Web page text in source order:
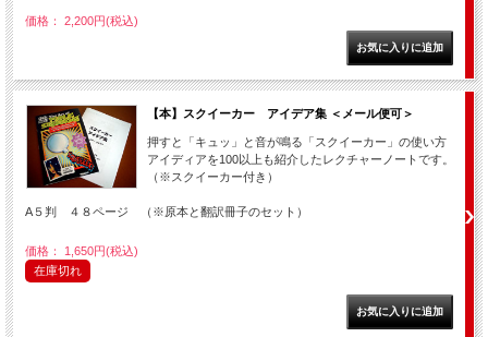
価格： 2,200円(税込)
【本】スクイーカー アイデア集 ＜メール便可＞
押すと「キュッ」と音が鳴る「スクイーカー」の使い方
アイディアを100以上も紹介したレクチャーノートです。
（※スクイーカー付き）
A５判 ４８ページ （※原本と翻訳冊子のセット）
価格： 1,650円(税込)
在庫切れ